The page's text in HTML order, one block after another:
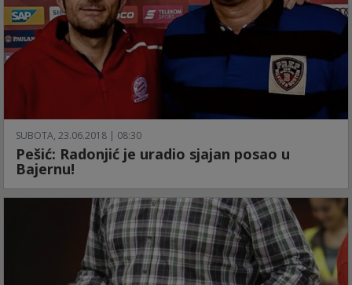
SUBOTA, 23.06.2018 | 08:30
Pešić: Radonjić je uradio sjajan posao u
Bajernu!